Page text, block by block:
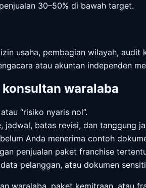
30–50% di bawah target.
usaha, pembagian wilayah,
atau akuntan independen
waralaba
“risiko nyaris nol”.
jadwal, batas revisi, dan tanggung
Anda menerima contoh
penjualan paket franchise
pelanggan, atau dokumen
waralaba, paket kemitraan, atau